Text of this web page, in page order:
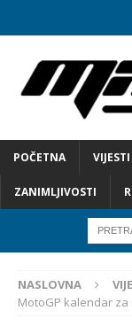
POČETNA VIJESTI
ZANIMLJIVOSTI
NASLOVNA
MotoGP kalendar